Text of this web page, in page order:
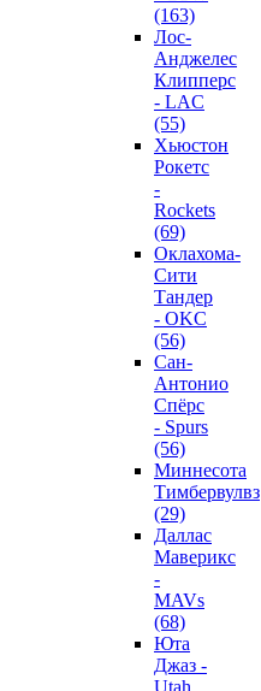
(163)
Лос-
Анджелес
Клипперс
- LAC
(55)
Хьюстон
Рокетс
-
Rockets
(69)
Оклахома-
Сити
Тандер
- OKC
(56)
Сан-
Антонио
Спёрс
- Spurs
(56)
Миннесота
Тимбервулвз
(29)
Даллас
Маверикс
-
MAVs
(68)
Юта
Джаз -
Utah